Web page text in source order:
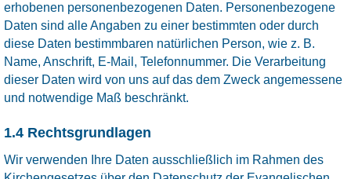
erhobenen personenbezogenen Daten. Personenbezogene
Daten sind alle Angaben zu einer bestimmten oder durch
diese Daten bestimmbaren natürlichen Person, wie z. B.
Name, Anschrift, E-Mail, Telefonnummer. Die Verarbeitung
dieser Daten wird von uns auf das dem Zweck angemessene
und notwendige Maß beschränkt.
1.4 Rechtsgrundlagen
Wir verwenden Ihre Daten ausschließlich im Rahmen des